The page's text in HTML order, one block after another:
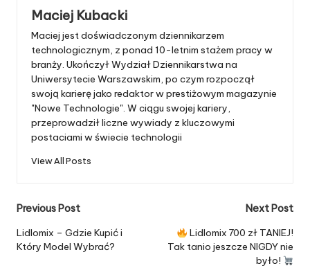
Maciej Kubacki
Maciej jest doświadczonym dziennikarzem
technologicznym, z ponad 10-letnim stażem pracy w
branży. Ukończył Wydział Dziennikarstwa na
Uniwersytecie Warszawskim, po czym rozpoczął
swoją karierę jako redaktor w prestiżowym magazynie
"Nowe Technologie". W ciągu swojej kariery,
przeprowadził liczne wywiady z kluczowymi
postaciami w świecie technologii
View All Posts
Post
navigation
Previous Post
Lidlomix – Gdzie Kupić i
Który Model Wybrać?
Next Post
Lidlomix 700 zł TANIEJ!
Tak tanio jeszcze NIGDY nie
było!